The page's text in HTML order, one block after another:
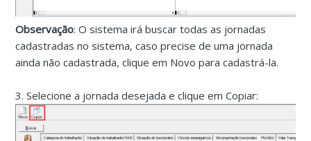
Observação: O sistema irá buscar todas as jornadas
cadastradas no sistema, caso precise de uma jornada
ainda não cadastrada, clique em Novo para cadastrá-la.
3. Selecione a jornada desejada e clique em Copiar: